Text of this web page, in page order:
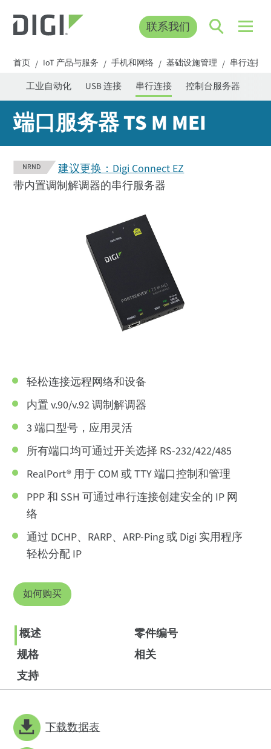
联系我们
首页 / IoT 产品与服务 / 手机和网络 / 基础设施管理 / 串行连接
工业自动化 USB 连接 串行连接 控制台服务器
端口服务器 TS M MEI
NRND
建议更换：Digi Connect EZ
带内置调制解调器的串行服务器
轻松连接远程网络和设备
内置 v.90/v.92 调制解调器
3 端口型号，应用灵活
所有端口均可通过开关选择 RS-232/422/485
RealPort® 用于 COM 或 TTY 端口控制和管理
PPP 和 SSH 可通过串行连接创建安全的 IP 网
络
通过 DCHP、RARP、ARP-Ping 或 Digi 实用程序
轻松分配 IP
如何购买
概述
零件编号
规格
相关
支持
下载数据表